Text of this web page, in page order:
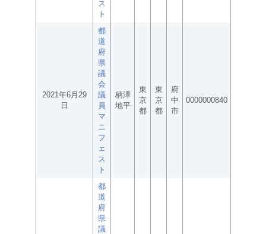
ス
ト
2021年6月29
日
都
道
府
県
議
会
議
員
マ
ニ
フ
ェ
ス
ト
柄澤
地平
東
京
都
東
京
都
府
中
市
0000000840
都
道
府
県
議